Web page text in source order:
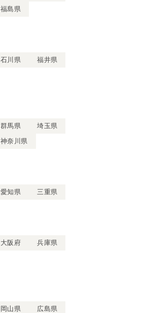
福島県
石川県
福井県
群馬県
埼玉県
神奈川県
愛知県 三重県
大阪府
兵庫県
岡山県
広島県